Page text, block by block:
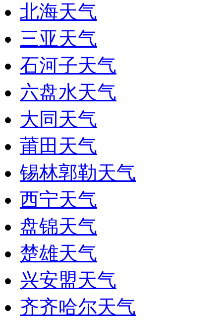
北海天气
三亚天气
石河子天气
六盘水天气
大同天气
莆田天气
锡林郭勒天气
西宁天气
盘锦天气
楚雄天气
兴安盟天气
齐齐哈尔天气